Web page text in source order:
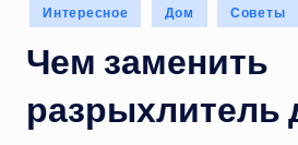
Опубликовано
в
Интересное Дом Советы
Чем заменить
разрыхлитель